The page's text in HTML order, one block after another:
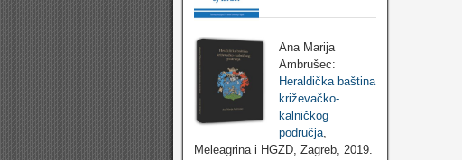
Ana Marija
Ambrušec:
Heraldička baština
križevačko-
kalničkog
područja,
Meleagrina i HGZD, Zagreb, 2019.